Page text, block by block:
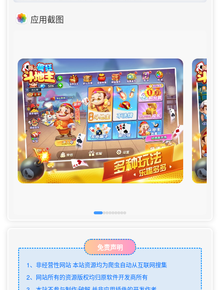
应用截图
免责声明
1、非经营性网站 本站资源均为爬虫自动从互联网搜集
2、网站所有的资源版权均归原软件开发商所有